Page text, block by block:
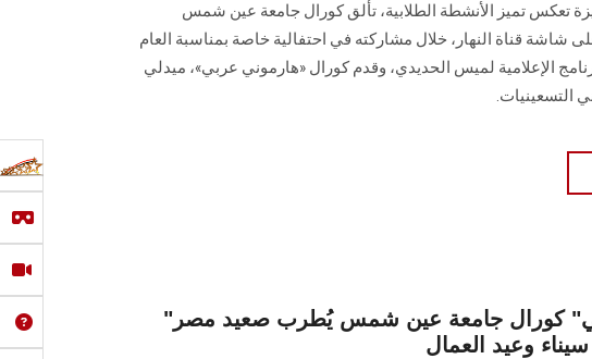
تعكس تميز الأنشطة الطلابية، تألق كورال جامعة عين شمس
شاشة قناة النهار، خلال مشاركته في احتفالية خاصة بمناسبة العام
الإعلامية لميس الحديدي، وقدم كورال «هارموني عربي»، ميدلي
التسعينيات.
"هارموني عربي" كورال جامعة عين شمس يُطرب صعيد مصر
سيناء وعيد العمال